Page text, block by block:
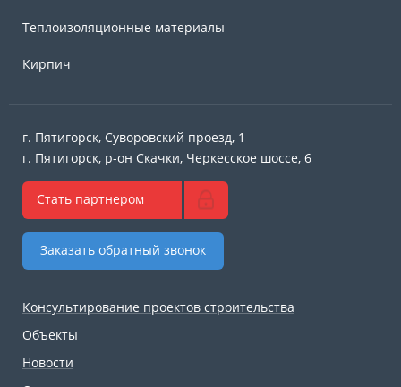
Теплоизоляционные материалы
Кирпич
г. Пятигорск, Суворовский проезд, 1
г. Пятигорск, р-он Скачки, Черкесское шоссе, 6
Стать партнером
Заказать обратный звонок
Консультирование проектов строительства
Объекты
Новости